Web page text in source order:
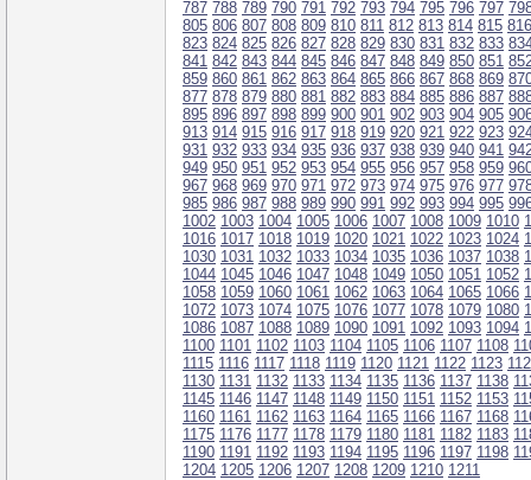
787 788 789 790 791 792 793 794 795 796 797
805 806 807 808 809 810 811 812 813 814 815 816
823 824 825 826 827 828 829 830 831 832 833
841 842 843 844 845 846 847 848 849 850 851
859 860 861 862 863 864 865 866 867 868 869
877 878 879 880 881 882 883 884 885 886 887
895 896 897 898 899 900 901 902 903 904 905
913 914 915 916 917 918 919 920 921 922 923
931 932 933 934 935 936 937 938 939 940 941
949 950 951 952 953 954 955 956 957 958 959
967 968 969 970 971 972 973 974 975 976 977
985 986 987 988 989 990 991 992 993 994 995
1002 1003 1004 1005 1006 1007 1008 1009 1010
1016 1017 1018 1019 1020 1021 1022 1023 1024
1030 1031 1032 1033 1034 1035 1036 1037 1038
1044 1045 1046 1047 1048 1049 1050 1051 1052
1058 1059 1060 1061 1062 1063 1064 1065 1066
1072 1073 1074 1075 1076 1077 1078 1079 1080
1086 1087 1088 1089 1090 1091 1092 1093 1094
1100 1101 1102 1103 1104 1105 1106 1107 1108
1115 1116 1117 1118 1119 1120 1121 1122 1123
1130 1131 1132 1133 1134 1135 1136 1137 1138
1145 1146 1147 1148 1149 1150 1151 1152 1153
1160 1161 1162 1163 1164 1165 1166 1167 1168
1175 1176 1177 1178 1179 1180 1181 1182 1183
1190 1191 1192 1193 1194 1195 1196 1197 1198
1204 1205 1206 1207 1208 1209 1210 1211